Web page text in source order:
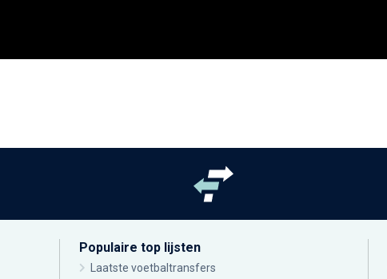
Populaire top lijsten
Laatste voetbaltransfers